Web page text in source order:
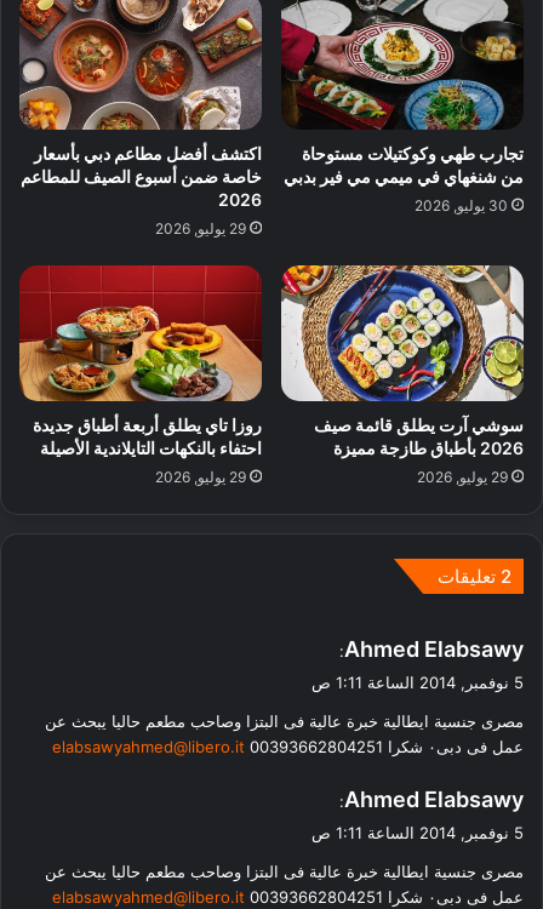
تجارب طهي وكوكتيلات مستوحاة
من شنغهاي في ميمي مي فير بدبي
30 يوليو, 2026
اكتشف أفضل مطاعم دبي بأسعار
خاصة ضمن أسبوع الصيف للمطاعم
2026
29 يوليو, 2026
سوشي آرت يطلق قائمة صيف
2026 بأطباق طازجة مميزة
29 يوليو, 2026
روزا تاي يطلق أربعة أطباق جديدة
احتفاء بالنكهات التايلاندية الأصيلة
29 يوليو, 2026
‫2 تعليقات
ي
ق
ل
Ahmed Elabsawy
:
5 نوفمبر, 2014 الساعة 1:11 ص
مصرى جنسية ايطالية خبرة عالية فى البتزا وصاحب مطعم حاليا يبحث عن
عمل فى دبى٠ شكرا 00393662804251
elabsawyahmed@libero.it
ي
ق
ل
Ahmed Elabsawy
:
5 نوفمبر, 2014 الساعة 1:11 ص
مصرى جنسية ايطالية خبرة عالية فى البتزا وصاحب مطعم حاليا يبحث عن
عمل فى دبى٠ شكرا 00393662804251
elabsawyahmed@libero.it